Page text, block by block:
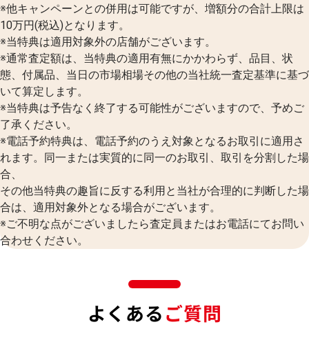
※他キャンペーンとの併用は可能ですが、増額分の合計上限は
10万円(税込)となります。
※当特典は適用対象外の店舗がございます。
※通常査定額は、当特典の適用有無にかかわらず、品目、状
態、付属品、当日の市場相場その他の当社統一査定基準に基づ
いて算定します。
※当特典は予告なく終了する可能性がございますので、予めご
了承ください。
※電話予約特典は、電話予約のうえ対象となるお取引に適用さ
れます。同一または実質的に同一のお取引、取引を分割した場
合、
その他当特典の趣旨に反する利用と当社が合理的に判断した場
合は、適用対象外となる場合がございます。
※ご不明な点がございましたら査定員またはお電話にてお問い
合わせください。
よくあるご質問